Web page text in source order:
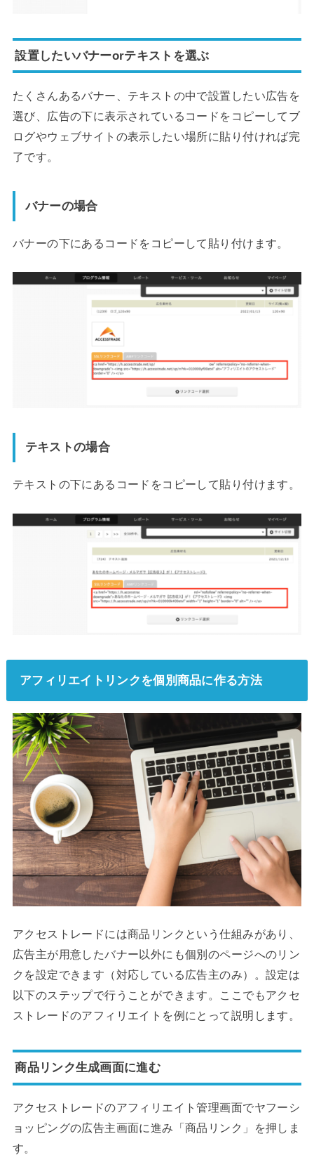
設置したいバナーorテキストを選ぶ
たくさんあるバナー、テキストの中で設置したい広告を
選び、広告の下に表示されているコードをコピーしてブ
ログやウェブサイトの表示したい場所に貼り付ければ完
了です。
バナーの場合
バナーの下にあるコードをコピーして貼り付けます。
テキストの場合
テキストの下にあるコードをコピーして貼り付けます。
アフィリエイトリンクを個別商品に作る方法
アクセストレードには商品リンクという仕組みがあり、
広告主が用意したバナー以外にも個別のページへのリン
クを設定できます（対応している広告主のみ）。設定は
以下のステップで行うことができます。ここでもアクセ
ストレードのアフィリエイトを例にとって説明します。
商品リンク生成画面に進む
アクセストレードのアフィリエイト管理画面でヤフーシ
ョッピングの広告主画面に進み「商品リンク」を押しま
す。